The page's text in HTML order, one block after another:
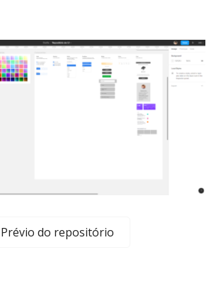
Prévio do repositório